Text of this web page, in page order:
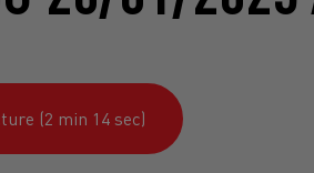
(2 min 14 sec)